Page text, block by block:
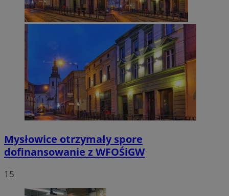
Mysłowice otrzymały spore
dofinansowanie z WFOŚiGW
15